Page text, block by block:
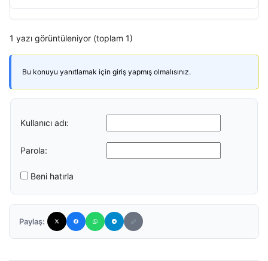
1 yazı görüntüleniyor (toplam 1)
Bu konuyu yanıtlamak için giriş yapmış olmalısınız.
Kullanıcı adı:
Parola:
Beni hatırla
Paylaş: